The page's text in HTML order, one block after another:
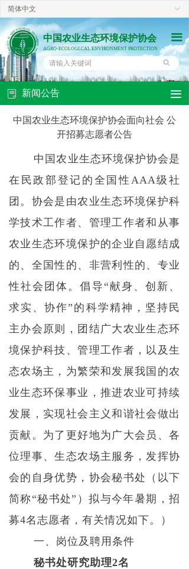
끀
ꄙ
中国农业生态环境保护协会
AGRO-ECOLOGLCAL ENVIRONMENT PROTECTION
ꀅ
简体中文
中国农业生态环境保护协会是
在民政部登记的全国性AAA级社
团。协会是由农业生态环境保护科
学技术工作者、管理工作者和从事
农业生态环境保护的企业自愿结成
的、全国性的、非营利性的、专业
性社会团体。倡导“献身、创新、
求实、协作”的科学精神，坚持民
主办会原则，团结广大农业生态环
境保护科技、管理工作者，以及生
态农场主，为繁荣和发展我国的农
业生态环保事业，推进农业可持续
发展，实现社会主义和谐社会做出
贡献。为了更好地为广大会员、各
位理事、生态农场主服务，发挥协
会的自身优势，协会秘书处（以下
简称“秘书处”）拟与今年暑期，招
募4名志愿者，有关情况如下。）
一、岗位及聘用条件
秘书处研究助理2名
中国农业生态环境保护协会面向社会 公
开招募志愿者公告
新闻公告
ꂓ 끀